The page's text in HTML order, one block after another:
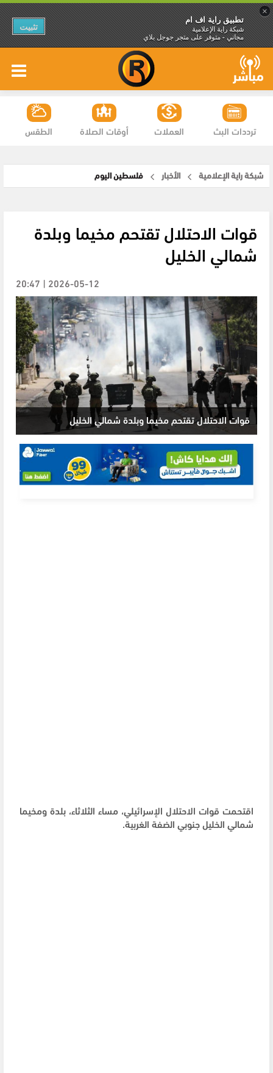
×
تطبيق راية اف ام
شبكة راية الإعلامية
مجاني - متوفر على متجر جوجل بلاي
تثبيت
الطقس أوقات الصلاة العملات ترددات البث
شبكة راية الإعلامية الأخبار فلسطين اليوم
قوات الاحتلال تقتحم مخيما وبلدة
شمالي الخليل
2026-05-12 | 20:47
قوات الاحتلال تقتحم مخيما وبلدة شمالي الخليل
اقتحمت قوات الاحتلال الإسرائيلي، مساء الثلاثاء، بلدة ومخيما
شمالي الخليل جنوبي الضفة الغربية.